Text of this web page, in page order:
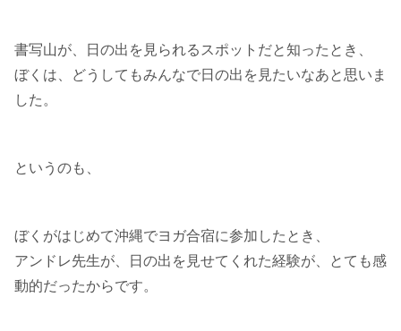
書写山が、日の出を見られるスポットだと知ったとき、
ぼくは、どうしてもみんなで日の出を見たいなあと思いま
した。
というのも、
ぼくがはじめて沖縄でヨガ合宿に参加したとき、
アンドレ先生が、日の出を見せてくれた経験が、とても感
動的だったからです。